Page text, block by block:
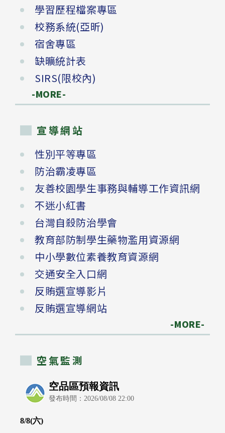
學習歷程檔案專區
校務系統(亞昕)
宿舍專區
缺曠統計表
SIRS(限校內)
-MORE-
宣導網站
性別平等專區
防治霸凌專區
友善校園學生事務與輔導工作資訊網
不迷小紅書
台灣自殺防治學會
教育部防制學生藥物濫用資源網
中小學數位素養教育資源網
交通安全入口網
反賄選宣導影片
反賄選宣導網站
-MORE-
空氣監測